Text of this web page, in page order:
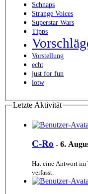
Schnaps
Strange Voices
Superstar Wars
Tipps
Vorstellung
echt
just for fun
lotw
Letzte Aktivität
C-Ro - 6.
Hat eine Antwort im
verfasst.